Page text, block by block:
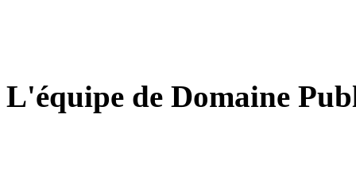
L'équipe de Domaine